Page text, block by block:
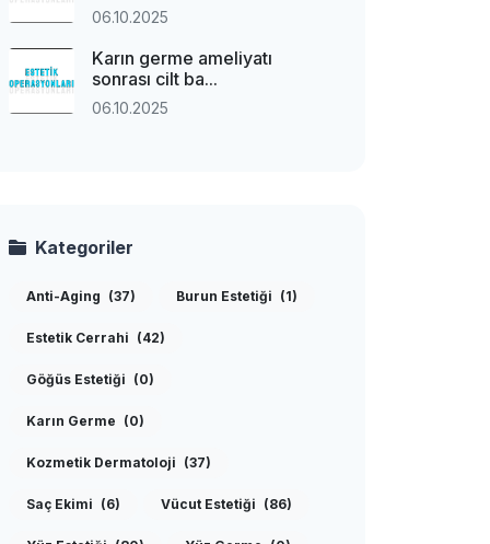
06.10.2025
Karın germe ameliyatı
sonrası cilt ba...
06.10.2025
Kategoriler
Anti-Aging (37) Burun Estetiği (1)
Estetik Cerrahi (42)
Göğüs Estetiği (0)
Karın Germe (0)
Kozmetik Dermatoloji (37)
Saç Ekimi (6) Vücut Estetiği (86)